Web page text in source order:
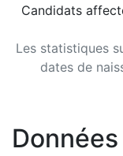
Les statistiques
dates de
Candidats